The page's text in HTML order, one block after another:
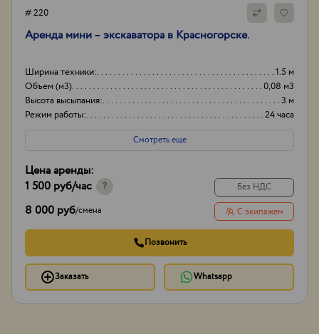
# 220
Аренда мини – экскаватора в Красногорске.
Ширина техники:
1.5 м
Объем (м3)
0,08 м3
Высота высыпания:
3 м
Режим работы:
24 часа
Смотреть еще
Цена аренды:
1 500 руб/час ?
8 000 руб/смена
Без НДС
С экипажем
Позвонить
Заказать Whatsapp